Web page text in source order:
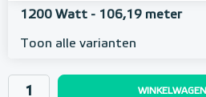
1200 Watt - 106,19 meter
Toon alle varianten
WINKELWAGEN